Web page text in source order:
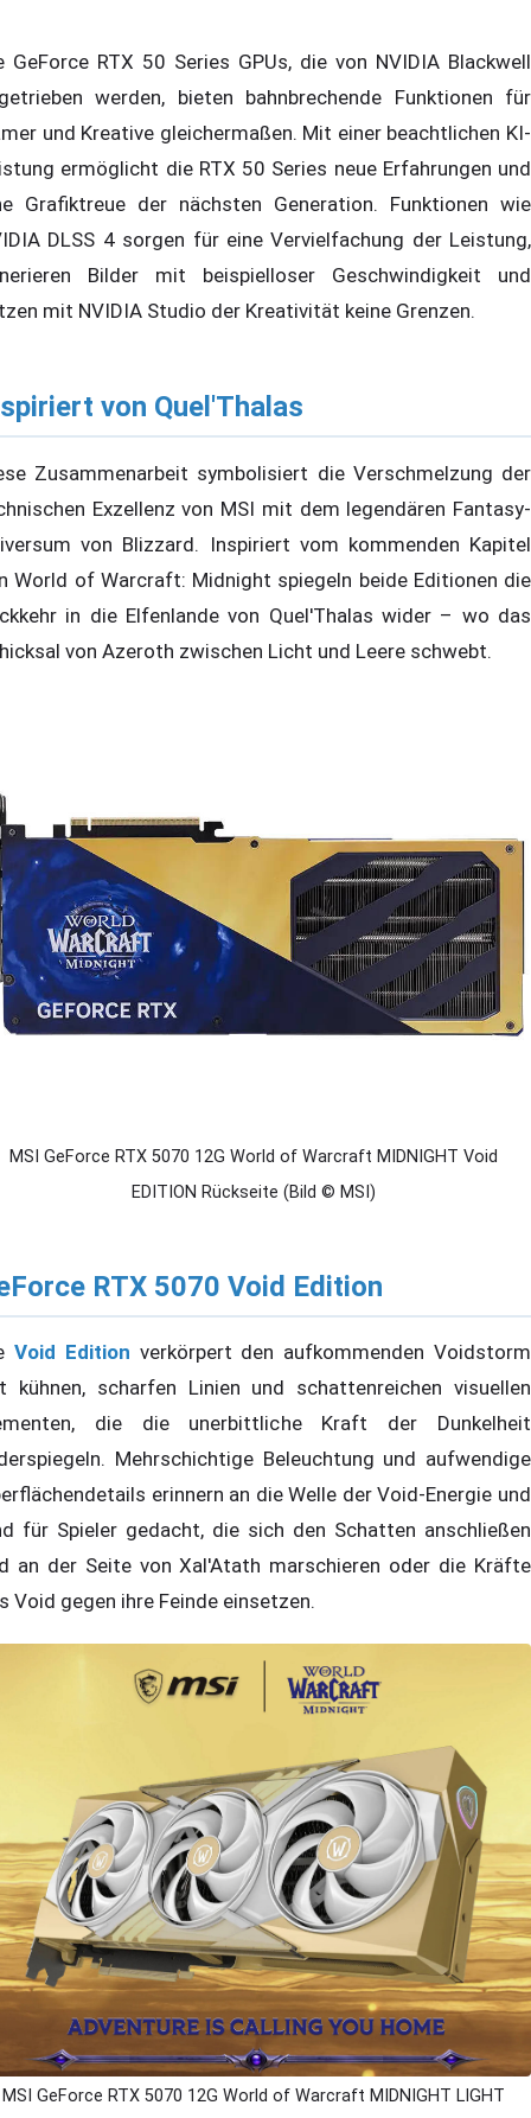
GeForce RTX 50 Series GPUs, die von NVIDIA Blackwell
werden, bieten bahnbrechende Funktionen für
und Kreative gleichermaßen. Mit einer beachtlichen KI-
ermöglicht die RTX 50 Series neue Erfahrungen und
Grafiktreue der nächsten Generation. Funktionen wie
DLSS 4 sorgen für eine Vervielfachung der Leistung,
Bilder mit beispielloser Geschwindigkeit und
mit NVIDIA Studio der Kreativität keine Grenzen.
von Quel'Thalas
Zusammenarbeit symbolisiert die Verschmelzung der
Exzellenz von MSI mit dem legendären Fantasy-
von Blizzard. Inspiriert vom kommenden Kapitel
World of Warcraft: Midnight spiegeln beide Editionen die
in die Elfenlande von Quel'Thalas wider – wo das
von Azeroth zwischen Licht und Leere schwebt.
MSI GeForce RTX 5070 12G World of Warcraft MIDNIGHT Void
EDITION Rückseite (Bild © MSI)
RTX 5070 Void Edition
Void Edition verkörpert den aufkommenden Voidstorm
kühnen, scharfen Linien und schattenreichen visuellen
die die unerbittliche Kraft der Dunkelheit
Mehrschichtige Beleuchtung und aufwendige
erinnern an die Welle der Void-Energie und
für Spieler gedacht, die sich den Schatten anschließen
an der Seite von Xal'Atath marschieren oder die Kräfte
Void gegen ihre Feinde einsetzen.
MSI GeForce RTX 5070 12G World of Warcraft MIDNIGHT LIGHT